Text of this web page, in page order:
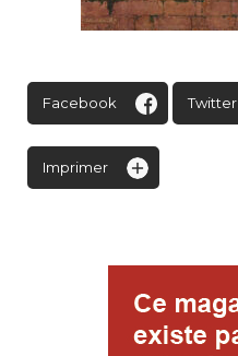
Facebook Twitter
Imprimer